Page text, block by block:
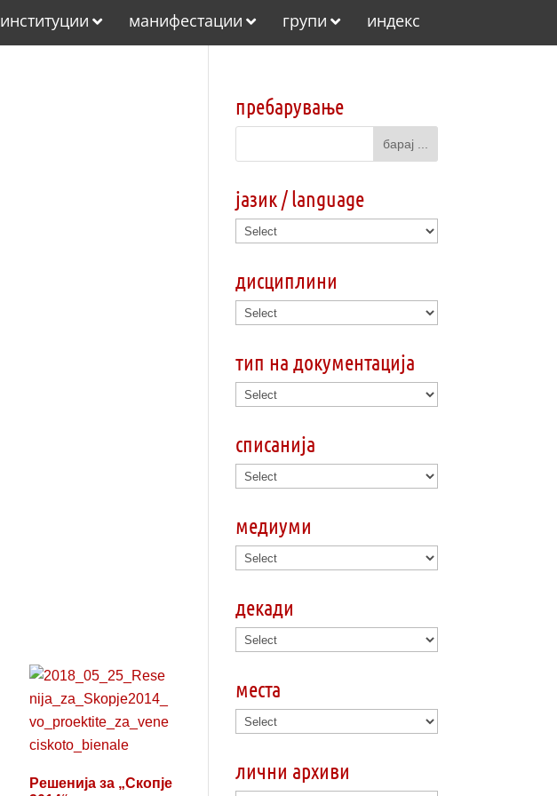
институции манифестации групи индекс
Решенија за „Скопје
пребарување
јазик / language
дисциплини
тип на документација
списанија
медиуми
декади
места
лични архиви